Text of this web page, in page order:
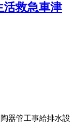
活救急車津
器管工事給排水設